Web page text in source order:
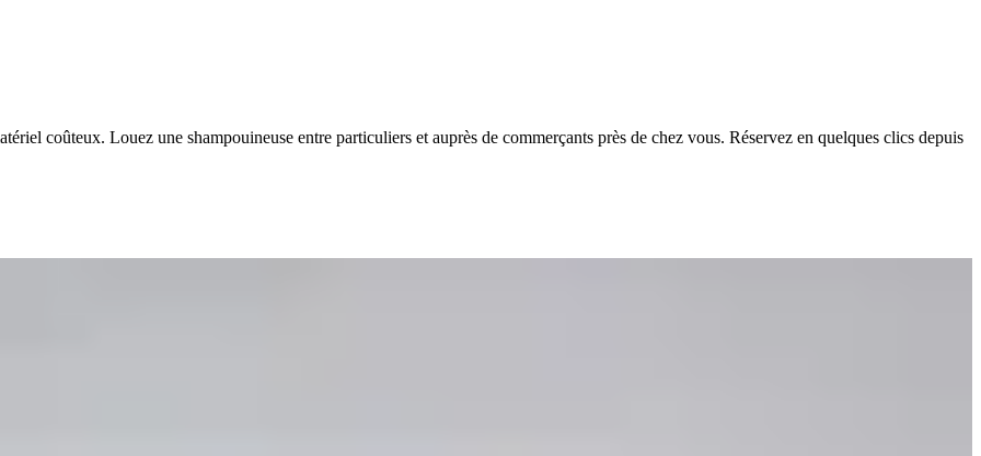
coûteux. Louez une shampouineuse entre particuliers et auprès de commerçants près de chez vous. Réservez en quelques clics depuis